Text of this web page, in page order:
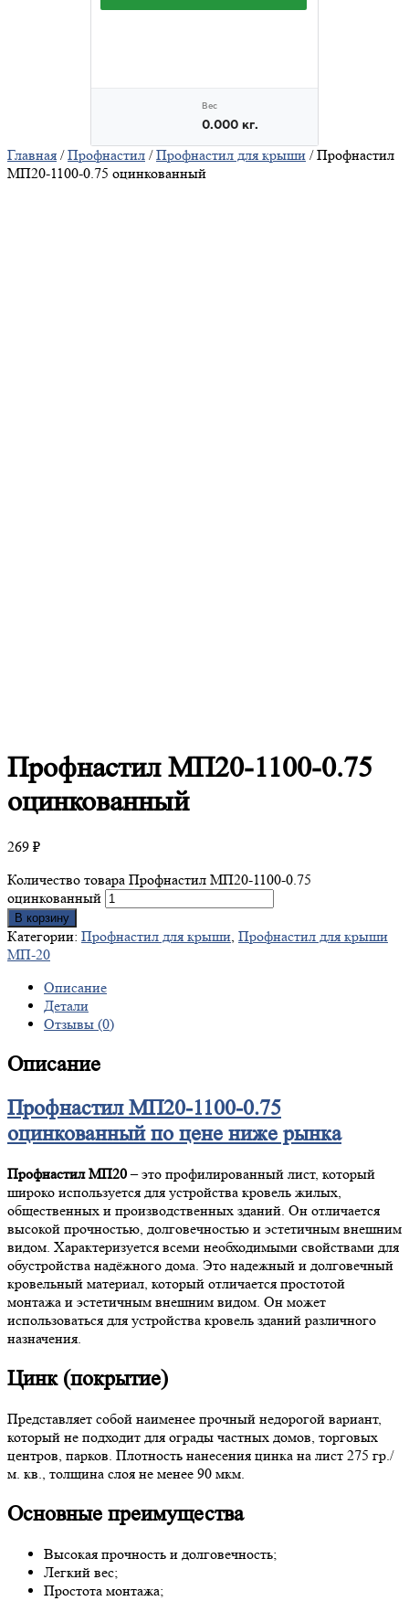
Главная /Профнастил /Профнастил для крыши / Профнастил
МП20-1100-0.75 оцинкованный
ПрофнастилМП20-1100-0.75
оцинкованный
269 ₽
Количество товара Профнастил МП20-1100-0.75
оцинкованный
В корзину
Категории: Профнастил для крыши, Профнастил для крыши
МП-20
Описание
Детали
Отзывы (0)
Описание
Профнастил МП20-1100-0.75
оцинкованный по цене ниже рынка
Профнастил МП20– это профилированный лист, который
широко используется для устройства кровель жилых,
общественных и производственных зданий. Он отличается
высокой прочностью, долговечностью и эстетичным внешним
видом. Характеризуется всеми необходимыми свойствами для
обустройства надёжного дома. Это надежный и долговечный
кровельный материал, который отличается простотой
монтажа и эстетичным внешним видом. Он может
использоваться для устройства кровель зданий различного
назначения.
Цинк (покрытие)
Представляет собой наименее прочный недорогой вариант,
который не подходит для ограды частных домов, торговых
центров, парков. Плотность нанесения цинка на лист 275 гр./
м. кв., толщина слоя не менее 90 мкм.
Основные преимущества
Высокая прочность и долговечность;
Легкий вес;
Простота монтажа;